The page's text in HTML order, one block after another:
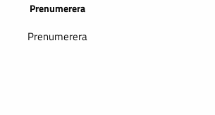
Prenumerera
Prenumerera